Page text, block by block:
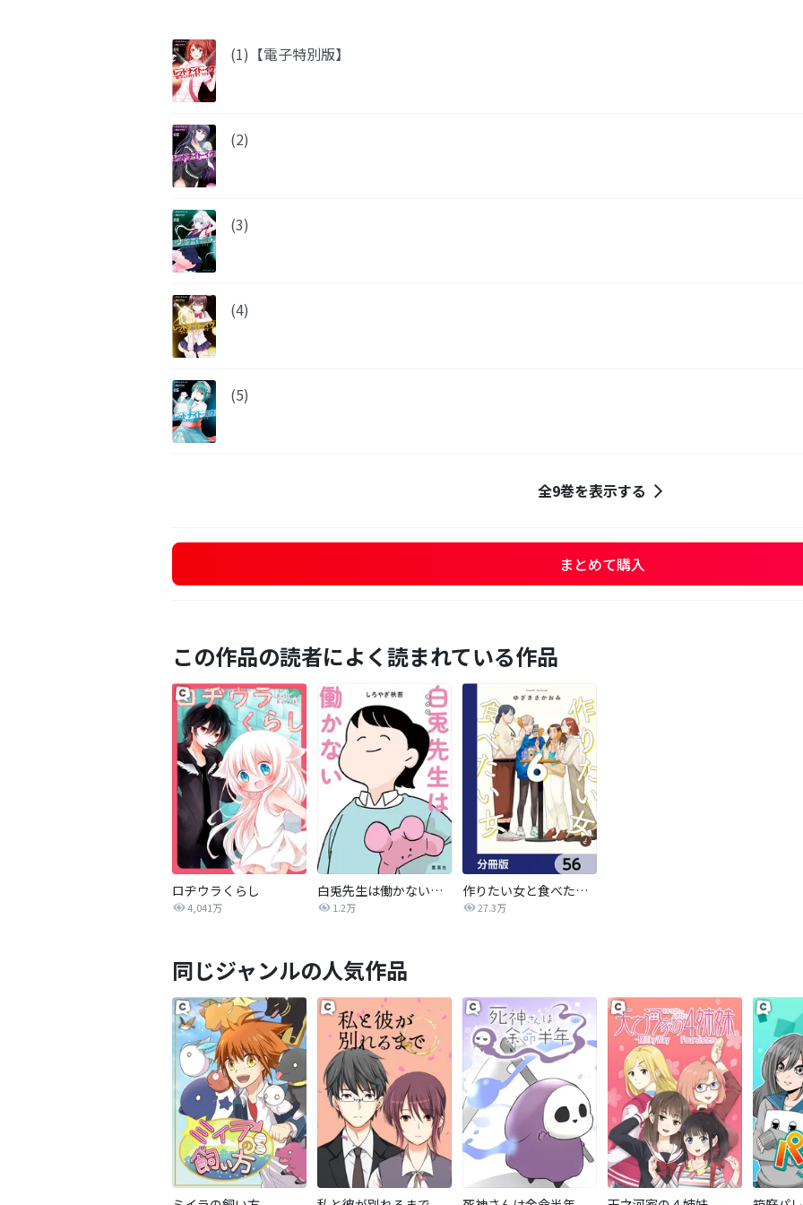
(1)【電子特別版】
(2)
(3)
(4)
(5)
全9巻を表示する
まとめて購入
この作品の読者によく読まれている作品
ロヂウラくらし
4,041万
白兎先生は働かない【タテヨミ】
1.2万
作りたい女と食べたい女【分冊版】
27.3万
同じジャンルの人気作品